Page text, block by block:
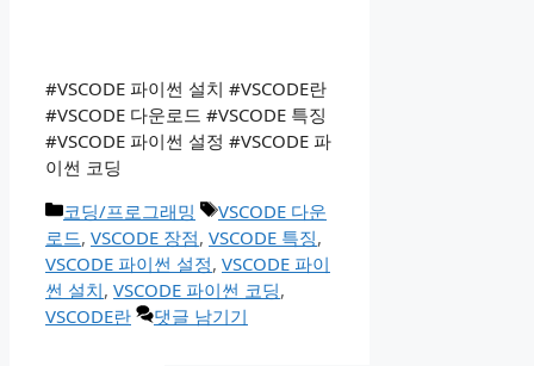
#VSCODE 파이썬 설치 #VSCODE란
#VSCODE 다운로드 #VSCODE 특징
#VSCODE 파이썬 설정 #VSCODE 파
이썬 코딩
카
테
고
리
코딩/프로그래밍
태
그
VSCODE 다운
로드, VSCODE 장점, VSCODE 특징,
VSCODE 파이썬 설정, VSCODE 파이
썬 설치, VSCODE 파이썬 코딩,
VSCODE란
댓글 남기기